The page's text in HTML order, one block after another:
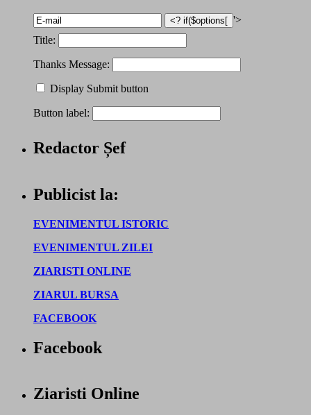
'>
Title:
Thanks Message:
Display Submit button
Button label:
Redactor Șef
Publicist la:
EVENIMENTUL ISTORIC
EVENIMENTUL ZILEI
ZIARISTI ONLINE
ZIARUL BURSA
FACEBOOK
Facebook
Ziaristi Online